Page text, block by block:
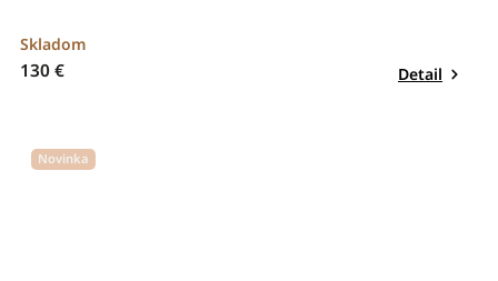
Skladom
130 € Detail
Novinka